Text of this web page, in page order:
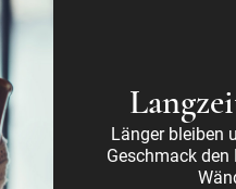
Länger bleiben
Geschmack